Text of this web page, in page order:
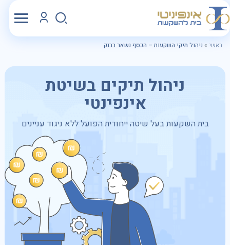
ראשי » ניהול תיקי השקעות – הכסף נשאר בבנק
ניהול תיקים בשיטת
אינפינטי
בית השקעות בעל שיטה ייחודית הפועל ללא ניגוד עניינים